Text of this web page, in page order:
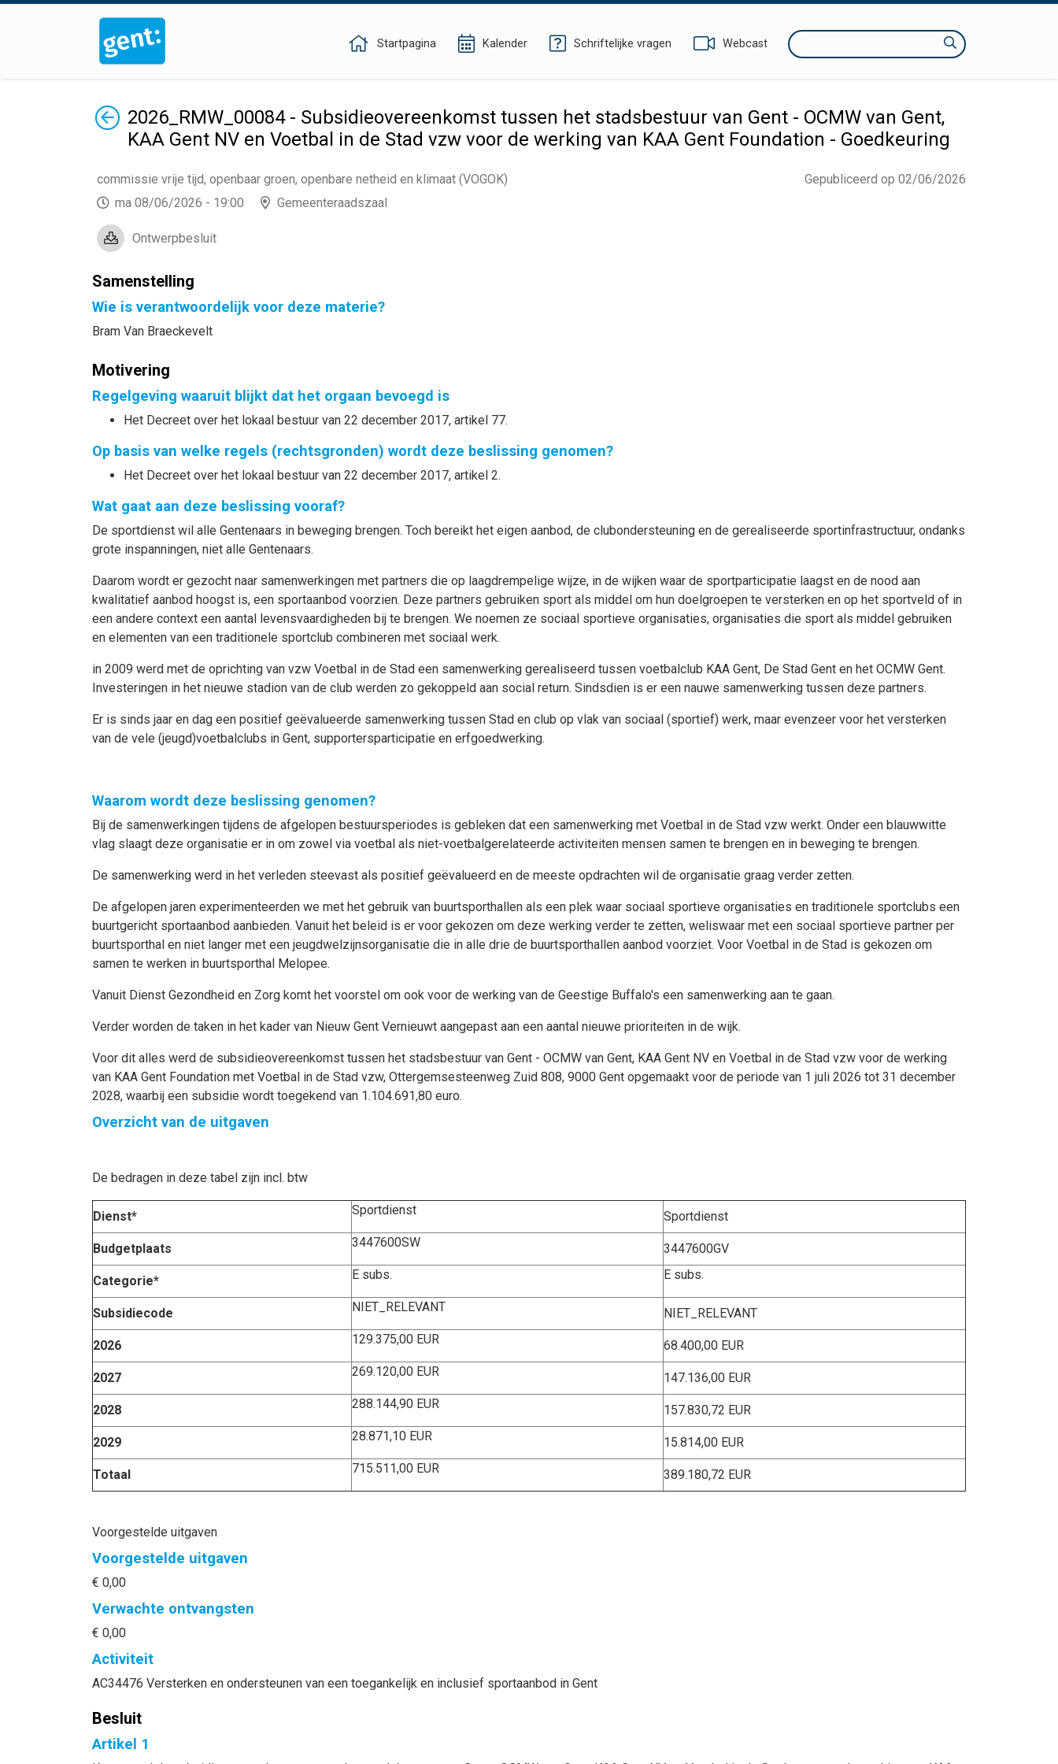
Startpagina Kalender Schriftelijke vragen Webcast Zoeken
Terug2026_RMW_00084 - Subsidieovereenkomst tussen het stadsbestuur van Gent - OCMW van Gent,
KAA Gent NV en Voetbal in de Stad vzw voor de werking van KAA Gent Foundation - Goedkeuring
Gepubliceerd op 02/06/2026
commissie vrije tijd, openbaar groen, openbare netheid en klimaat (VOGOK)
ma 08/06/2026 - 19:00
Gemeenteraadszaal
Ontwerpbesluit
Samenstelling
Wie is verantwoordelijk voor deze materie?
Bram Van Braeckevelt
Motivering
Regelgeving waaruit blijkt dat het orgaan bevoegd is
Het Decreet over het lokaal bestuur van 22 december 2017, artikel 77.
Op basis van welke regels (rechtsgronden) wordt deze beslissing genomen?
Het Decreet over het lokaal bestuur van 22 december 2017, artikel 2.
Wat gaat aan deze beslissing vooraf?
De sportdienst wil alle Gentenaars in beweging brengen. Toch bereikt het eigen aanbod, de clubondersteuning en de gerealiseerde sportinfrastructuur, ondanks
grote inspanningen, niet alle Gentenaars.
Daarom wordt er gezocht naar samenwerkingen met partners die op laagdrempelige wijze, in de wijken waar de sportparticipatie laagst en de nood aan
kwalitatief aanbod hoogst is, een sportaanbod voorzien. Deze partners gebruiken sport als middel om hun doelgroepen te versterken en op het sportveld of in
een andere context een aantal levensvaardigheden bij te brengen. We noemen ze sociaal sportieve organisaties, organisaties die sport als middel gebruiken
en elementen van een traditionele sportclub combineren met sociaal werk.
in 2009 werd met de oprichting van vzw Voetbal in de Stad een samenwerking gerealiseerd tussen voetbalclub KAA Gent, De Stad Gent en het OCMW Gent.
Investeringen in het nieuwe stadion van de club werden zo gekoppeld aan social return. Sindsdien is er een nauwe samenwerking tussen deze partners.
Er is sinds jaar en dag een positief geëvalueerde samenwerking tussen Stad en club op vlak van sociaal (sportief) werk, maar evenzeer voor het versterken
van de vele (jeugd)voetbalclubs in Gent, supportersparticipatie en erfgoedwerking.
Waarom wordt deze beslissing genomen?
Bij de samenwerkingen tijdens de afgelopen bestuursperiodes is gebleken dat een samenwerking met Voetbal in de Stad vzw werkt. Onder een blauwwitte
vlag slaagt deze organisatie er in om zowel via voetbal als niet-voetbalgerelateerde activiteiten mensen samen te brengen en in beweging te brengen.
De samenwerking werd in het verleden steevast als positief geëvalueerd en de meeste opdrachten wil de organisatie graag verder zetten.
De afgelopen jaren experimenteerden we met het gebruik van buurtsporthallen als een plek waar sociaal sportieve organisaties en traditionele sportclubs een
buurtgericht sportaanbod aanbieden. Vanuit het beleid is er voor gekozen om deze werking verder te zetten, weliswaar met een sociaal sportieve partner per
buurtsporthal en niet langer met een jeugdwelzijnsorganisatie die in alle drie de buurtsporthallen aanbod voorziet. Voor Voetbal in de Stad is gekozen om
samen te werken in buurtsporthal Melopee.
Vanuit Dienst Gezondheid en Zorg komt het voorstel om ook voor de werking van de Geestige Buffalo's een samenwerking aan te gaan.
Verder worden de taken in het kader van Nieuw Gent Vernieuwt aangepast aan een aantal nieuwe prioriteiten in de wijk.
Voor dit alles werd de subsidieovereenkomst tussen het stadsbestuur van Gent - OCMW van Gent, KAA Gent NV en Voetbal in de Stad vzw voor de werking
van KAA Gent Foundation met Voetbal in de Stad vzw, Ottergemsesteenweg Zuid 808, 9000 Gent opgemaakt voor de periode van 1 juli 2026 tot 31 december
2028, waarbij een subsidie wordt toegekend van 1.104.691,80 euro.
Overzicht van de uitgaven
De bedragen in deze tabel zijn incl. btw
Dienst* Sportdienst Sportdienst
Budgetplaats 3447600SW 3447600GV
Categorie* E subs. E subs.
Subsidiecode NIET_RELEVANT NIET_RELEVANT
2026 129.375,00 EUR 68.400,00 EUR
2027 269.120,00 EUR 147.136,00 EUR
2028 288.144,90 EUR 157.830,72 EUR
2029 28.871,10 EUR 15.814,00 EUR
Totaal 715.511,00 EUR 389.180,72 EUR
Voorgestelde uitgaven
Voorgestelde uitgaven
€ 0,00
Verwachte ontvangsten
€ 0,00
Activiteit
AC34476 Versterken en ondersteunen van een toegankelijk en inclusief sportaanbod in Gent
Besluit
Artikel 1